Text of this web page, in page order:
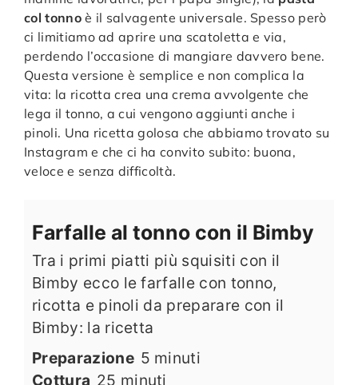
col tonnoè il salvagente universale. Spesso però
ci limitiamo ad aprire una scatoletta e via,
perdendo l’occasione di mangiare davvero bene.
Questa versione è semplice e non complica la
vita: la ricotta crea una crema avvolgente che
lega il tonno, a cui vengono aggiunti anche i
pinoli. Una ricetta golosa che abbiamo trovato su
Instagram e che ci ha convito subito: buona,
veloce e senza difficoltà.
Farfalle al tonno con il Bimby
Tra i primi piatti più squisiti con il
Bimby ecco le farfalle con tonno,
ricotta e pinoli da preparare con il
Bimby: la ricetta
Preparazione 5minuti
minuti
Cottura 25 minuti
minuti